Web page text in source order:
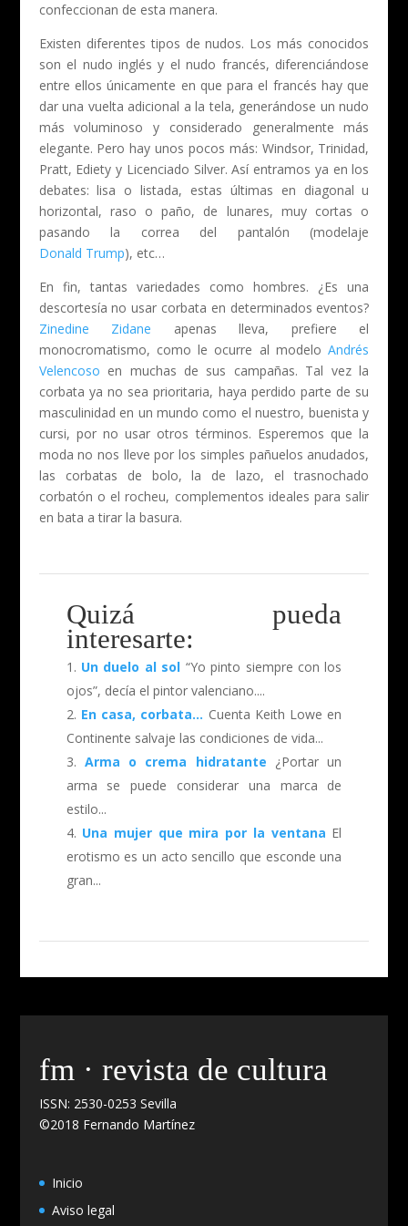
confeccionan de esta manera.
Existen diferentes tipos de nudos. Los más conocidos
son el nudo inglés y el nudo francés, diferenciándose
entre ellos únicamente en que para el francés hay que
dar una vuelta adicional a la tela, generándose un nudo
más voluminoso y considerado generalmente más
elegante. Pero hay unos pocos más: Windsor, Trinidad,
Pratt, Ediety y Licenciado Silver. Así entramos ya en los
debates: lisa o listada, estas últimas en diagonal u
horizontal, raso o paño, de lunares, muy cortas o
pasando la correa del pantalón (modelaje
Donald Trump), etc…
En fin, tantas variedades como hombres. ¿Es una
descortesía no usar corbata en determinados eventos?
Zinedine Zidane apenas lleva, prefiere el
monocromatismo, como le ocurre al modeloAndrés
Velencoso en muchas de sus campañas. Tal vez la
corbata ya no sea prioritaria, haya perdido parte de su
masculinidad en un mundo como el nuestro, buenista y
cursi, por no usar otros términos. Esperemos que la
moda no nos lleve por los simples pañuelos anudados,
las corbatas de bolo, la de lazo, el trasnochado
corbatón o el rocheu, complementos ideales para salir
en bata a tirar la basura.
Quizá pueda
interesarte:
Un duelo al sol “Yo pinto siempre con los
ojos”, decía el pintor valenciano....
En casa, corbata… Cuenta Keith Lowe en
Continente salvaje las condiciones de vida...
Arma o crema hidratante ¿Portar un
arma se puede considerar una marca de
estilo...
Una mujer que mira por la ventana El
erotismo es un acto sencillo que esconde una
gran...
fm · revista de cultura
ISSN: 2530-0253 Sevilla
©2018 Fernando Martínez
Inicio
Aviso legal